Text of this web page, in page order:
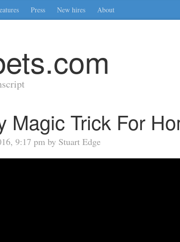
Press New hires About
Magic Trick For
9:17 pm by Stuart Edge